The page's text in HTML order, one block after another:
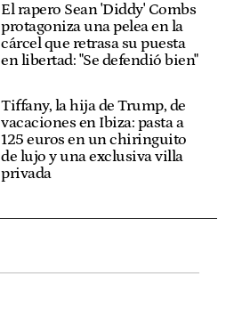
El rapero Sean 'Diddy' Combs
protagoniza una pelea en la
cárcel que retrasa su puesta
en libertad: "Se defendió bien"
Tiffany, la hija de Trump, de
vacaciones en Ibiza: pasta a
125 euros en un chiringuito
de lujo y una exclusiva villa
privada